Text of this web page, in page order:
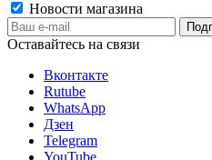
Новости магазина
Оставайтесь на связи
Вконтакте
Rutube
WhatsApp
Дзен
Telegram